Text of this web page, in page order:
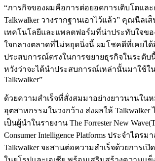
“ภารกิจของผมคือการต่อยอดการเติบโตและ
Talkwalker วางรากฐานเอาไว้แล้ว” คุณนีลเ
เทคโนโลยีและแพลตฟอร์มที่น่าประทับใจขอ
ใจกลางตลาดที่ไม่หยุดนิ่งนี้ ผมโชคดีที่เคยไ
ประสบการณ์ตรงในการขยายธุรกิจในระดับ
หวังว่าจะได้นำประสบการณ์เหล่านั้นมาใช้ใ
Talkwalker”
ด้วยความสำเร็จที่สั่งสมมาอย่างยาวนานใน
อุตสาหกรรมในวงกว้าง ส่งผลให้ Talkwalker
เป็นผู้นำในรายงาน The Forrester New
Consumer Intelligence Platforms ประจำไตรม
Talkwalker จะสานต่อความสำเร็จด้วยการเปิ